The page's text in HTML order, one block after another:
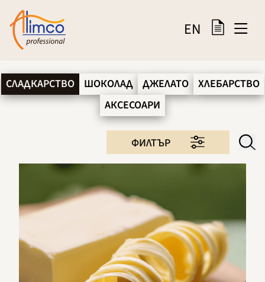
EN
СЛАДКАРСТВО ШОКОЛАД ДЖЕЛАТО
ХЛЕБАРСТВО
АКСЕСОАРИ
ФИЛТЪР